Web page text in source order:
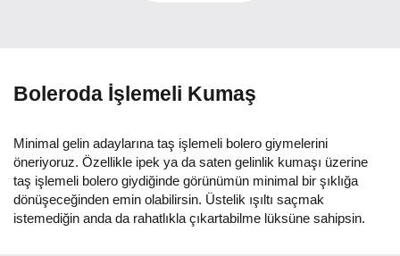
Boleroda İşlemeli Kumaş
Minimal gelin adaylarına taş işlemeli bolero giymelerini
öneriyoruz. Özellikle ipek ya da saten gelinlik kumaşı üzerine
taş işlemeli bolero giydiğinde görünümün minimal bir şıklığa
dönüşeceğinden emin olabilirsin. Üstelik ışıltı saçmak
istemediğin anda da rahatlıkla çıkartabilme lüksüne sahipsin.